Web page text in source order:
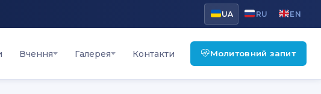
UA RU EN
Вчення Галерея Контакти Молитовний запит